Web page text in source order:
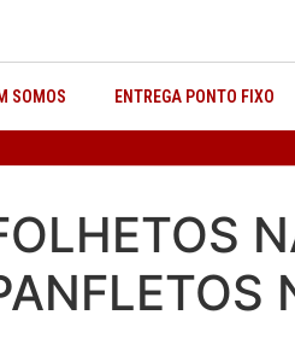
SOMOS ENTREGA PONTO FIXO